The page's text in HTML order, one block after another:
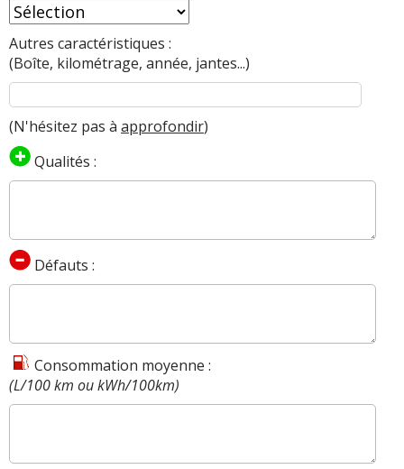
Autres caractéristiques :
(Boîte, kilométrage, année, jantes...)
(N'hésitez pas à approfondir)
Qualités :
Défauts :
Consommation moyenne :
(L/100 km ou kWh/100km)